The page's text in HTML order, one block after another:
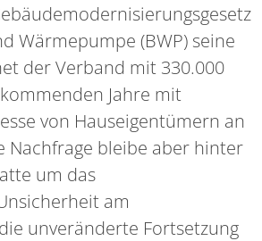
Wärmepumpe (BWP) seine
der Verband mit 330.000
Jahre mit
von Hauseigentümern an
Nachfrage bleibe aber hinter
um das
am
unveränderte Fortsetzung